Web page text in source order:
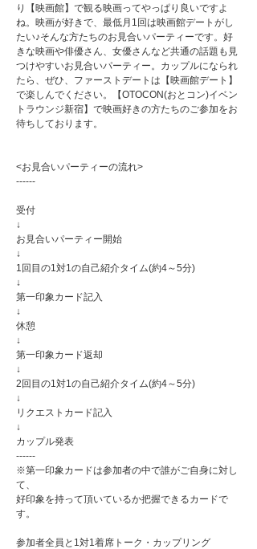
り【映画館】で観る映画ってやっぱり良いですよ
ね。映画が好きで、最低月1回は映画館デートがし
たい♪そんな方たちのお見合いパーティーです。好
きな映画や俳優さん、女優さんなど共通の話題も見
つけやすいお見合いパーティー。カップルになられ
たら、ぜひ、ファーストデートは【映画館デート】
で楽しんでください。【OTOCON(おとコン)イベン
トラウンジ新宿】で映画好きの方たちのご参加をお
待ちしております。
<お見合いパーティーの流れ>
------
受付
↓
お見合いパーティー開始
↓
1回目の1対1の自己紹介タイム(約4～5分)
↓
第一印象カード記入
↓
休憩
↓
第一印象カード返却
↓
2回目の1対1の自己紹介タイム(約4～5分)
↓
リクエストカード記入
↓
カップル発表
------
※第一印象カードは参加者の中で誰がご自身に対し
て、
好印象を持って頂いているか把握できるカードで
す。
参加者全員と1対1着席トーク・カップリング